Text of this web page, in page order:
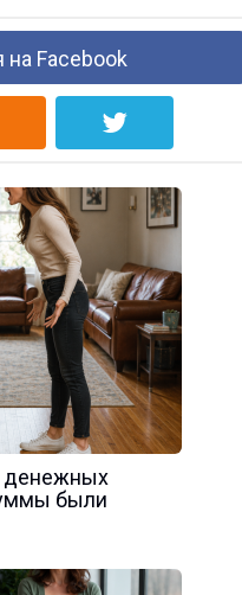
на Facebook
денежных
были